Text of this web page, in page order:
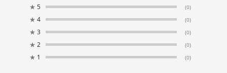
★ 5 (0)
★ 4 (0)
★ 3 (0)
★ 2 (0)
★ 1 (0)